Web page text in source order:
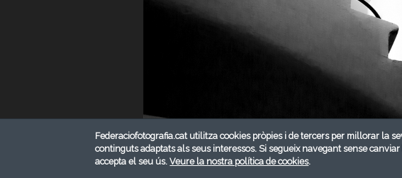
Federaciofotografia.cat utilitza cookies pròpies i de tercers per millorar la
continguts adaptats als seus interessos. Si segueix navegant sense
accepta el seu ús.Veure la nostra política de cookies.